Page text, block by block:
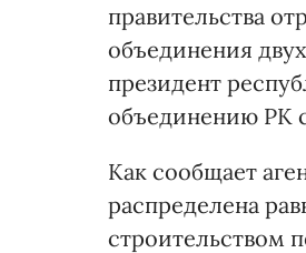
правительства
объединения
президент
объединению РК
Как сообщает
распределена
строительством